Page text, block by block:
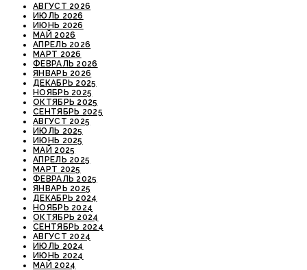
АВГУСТ 2026
ИЮЛЬ 2026
ИЮНЬ 2026
МАЙ 2026
АПРЕЛЬ 2026
МАРТ 2026
ФЕВРАЛЬ 2026
ЯНВАРЬ 2026
ДЕКАБРЬ 2025
НОЯБРЬ 2025
ОКТЯБРЬ 2025
СЕНТЯБРЬ 2025
АВГУСТ 2025
ИЮЛЬ 2025
ИЮНЬ 2025
МАЙ 2025
АПРЕЛЬ 2025
МАРТ 2025
ФЕВРАЛЬ 2025
ЯНВАРЬ 2025
ДЕКАБРЬ 2024
НОЯБРЬ 2024
ОКТЯБРЬ 2024
СЕНТЯБРЬ 2024
АВГУСТ 2024
ИЮЛЬ 2024
ИЮНЬ 2024
МАЙ 2024